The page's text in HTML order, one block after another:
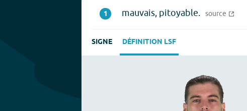
1 mauvais, pitoyable. source
SIGNE DÉFINITION LSF